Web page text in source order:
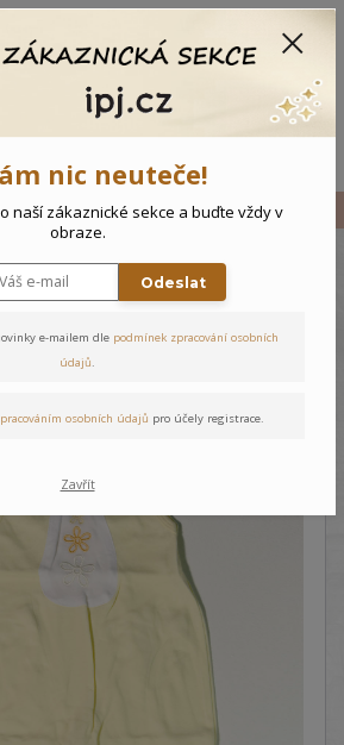
Kytičky
dupačky Kytičky
nic neuteče!
naší zákaznické sekce a buďte vždy v
obraze.
Odeslat
e-mailem dle podmínek zpracování osobních
údajů.
osobních údajů pro účely registrace.
Zavřít